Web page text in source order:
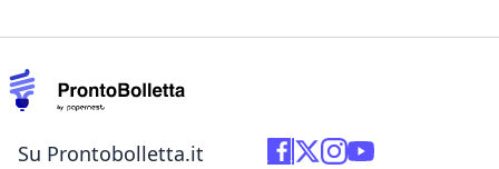
Su Prontobolletta.it